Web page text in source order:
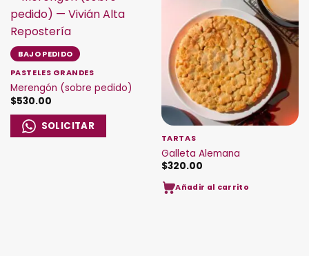
BAJO PEDIDO
PASTELES GRANDES
Merengón (sobre pedido)
$530.00
SOLICITAR
TARTAS
Galleta Alemana
$320.00
Añadir al carrito